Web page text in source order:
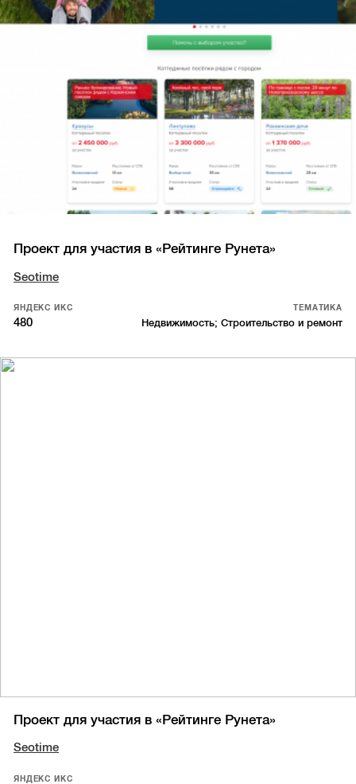
Проект для участия в «Рейтинге Рунета»
Seotime
ЯНДЕКС ИКС
480
ТЕМАТИКА
Недвижимость; Строительство и ремонт
Проект для участия в «Рейтинге Рунета»
Seotime
ЯНДЕКС ИКС